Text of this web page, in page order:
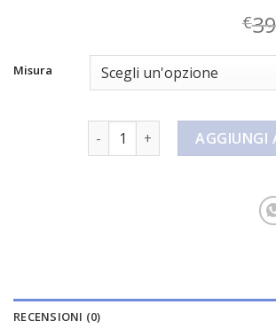
€
Misura
pantaloncini da montagna
AGGIUNGI
RECENSIONI (0)